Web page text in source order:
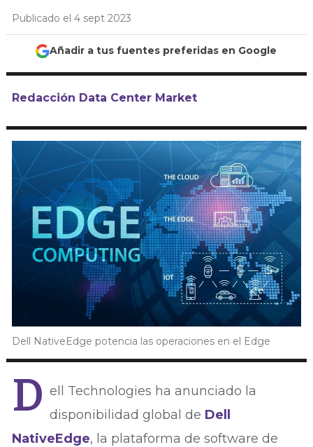
Publicado el 4 sept 2023
Añadir a tus fuentes preferidas en Google
Redacción Data Center Market
Dell NativeEdge potencia las operaciones en el Edge
D ell Technologies ha anunciado la
disponibilidad global de Dell
NativeEdge, la plataforma de software de